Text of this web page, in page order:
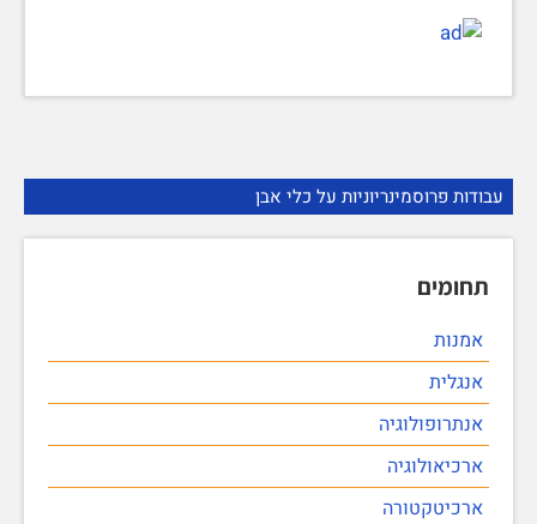
עבודות פרוסמינריוניות על כלי אבן
תחומים
אמנות
אנגלית
אנתרופולוגיה
ארכיאולוגיה
ארכיטקטורה